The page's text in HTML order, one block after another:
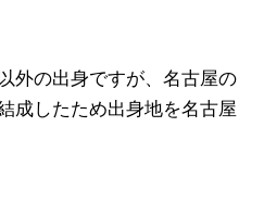
外の出身ですが、名古屋の
成したため出身地を名古屋